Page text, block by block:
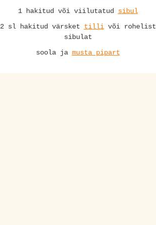
1 hakitud või viilutatud sibul
2 sl hakitud värsket tillivõi rohelist
sibulat
soola ja musta pipart